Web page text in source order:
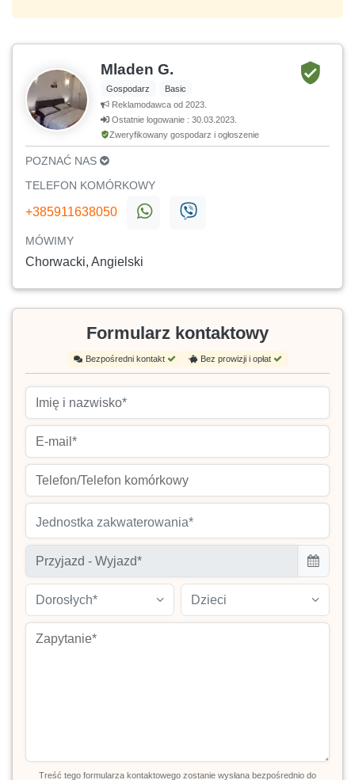
Mladen G.
Gospodarz
Basic
Reklamodawca od 2023.
Ostatnie logowanie : 30.03.2023.
Zweryfikowany gospodarz i ogłoszenie
POZNAĆ NAS
TELEFON KOMÓRKOWY
+385911638050
MÓWIMY
Chorwacki, Angielski
Formularz kontaktowy
Bezpośredni kontakt Bez prowizji i opłat
Jednostka zakwaterowania*
Dorosłych* Dzieci
Treść tego formularza kontaktowego zostanie wysłana bezpośrednio do